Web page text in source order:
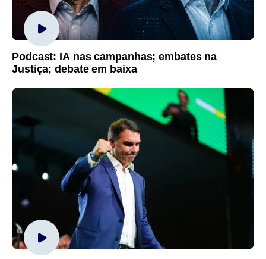
Podcast: IA nas campanhas; embates na
Justiça; debate em baixa